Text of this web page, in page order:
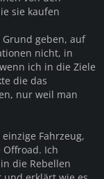
sie kaufen
geben, auf
nicht, in
ich in die Ziele
die das
nur weil man
Fahrzeug,
Ich
die Rebellen